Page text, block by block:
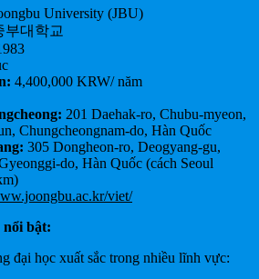
University (JBU)
부대학교
4,400,000 KRW/ năm
201 Daehak-ro, Chubu-myeon,
Chungcheongnam-do, Hàn Quốc
305 Dongheon-ro, Deogyang-gu,
do, Hàn Quốc (cách Seoul
viet/
bật:
đại học xuất sắc trong nhiều lĩnh vực: